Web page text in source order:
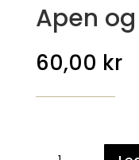
Apen
60,00 kr